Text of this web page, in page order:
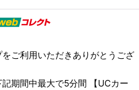
ご利用いただきありがとうござ
期間中最大で5分間 【UCカー